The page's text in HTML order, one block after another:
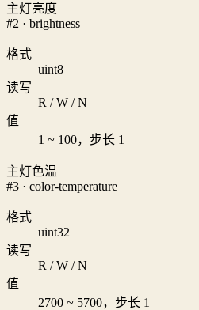
主灯亮度
#2 · brightness
格式
uint8
读写
R / W / N
值
1 ~ 100，步长 1
主灯色温
#3 · color-temperature
格式
uint32
读写
R / W / N
值
2700 ~ 5700，步长 1